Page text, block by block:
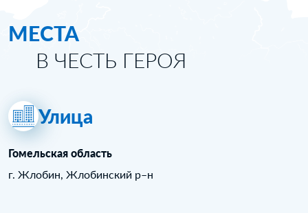
МЕСТА
В ЧЕСТЬ ГЕРОЯ
Улица
Гомельская область
г. Жлобин, Жлобинский р–н